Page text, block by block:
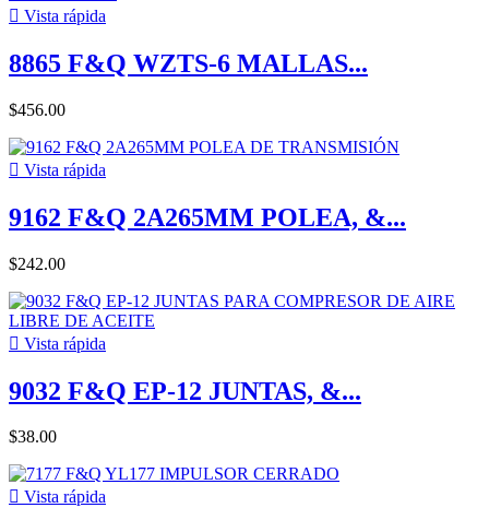
 Vista rápida
8865 F&Q WZTS-6 MALLAS...
$456.00
 Vista rápida
9162 F&Q 2A265MM POLEA, &...
$242.00
 Vista rápida
9032 F&Q EP-12 JUNTAS, &...
$38.00
 Vista rápida